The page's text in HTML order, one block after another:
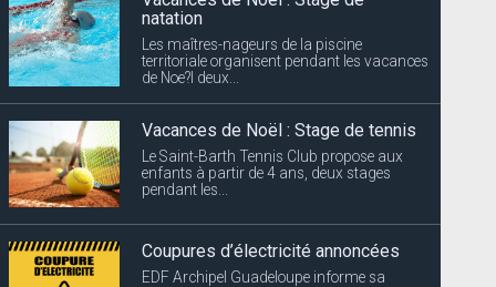
natation
Les maîtres-nageurs de la piscine
territoriale organisent pendant les vacances
de Noe?l deux...
Vacances de Noël : Stage de tennis
Le Saint-Barth Tennis Club propose aux
enfants à partir de 4 ans, deux stages
pendant les...
Coupures d’électricité annoncées
EDF Archipel Guadeloupe informe sa